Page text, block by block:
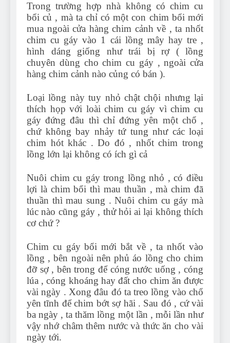
Trong trường hợp nhà không có chim cu
bổi củ , mà ta chỉ có một con chim bổi mới
mua ngoài cửa hàng chim cảnh về , ta nhốt
chim cu gáy vào 1 cái lồng mây hay tre ,
hình dáng giống như trái bị rợ ( lồng
chuyên dùng cho chim cu gáy , ngoài cửa
hàng chim cảnh nào củng có bán ).
Loại lồng này tuy nhỏ chật chội nhưng lại
thích họp với loài chim cu gáy vì chim cu
gáy đứng đâu thì chỉ đứng yên một chổ ,
chứ không bay nhảy tứ tung như các loại
chim hót khác . Do đó , nhốt chim trong
lồng lớn lại không có ích gì cả
Nuôi chim cu gáy trong lồng nhỏ , có điều
lợi là chim bổi thì mau thuần , mà chim đã
thuần thì mau sung . Nuôi chim cu gáy mà
lúc nào cũng gáy , thử hỏi ai lại không thích
cơ chứ ?
Chim cu gáy bổi mới bắt về , ta nhốt vào
lồng , bên ngoài nên phủ áo lồng cho chim
đỡ sợ , bên trong để cóng nước uống , cóng
lúa , cóng khoáng hay đất cho chim ăn được
vài ngày . Xong đâu đó ta treo lồng vào chổ
yên tĩnh để chim bớt sợ hãi . Sau đó , cứ vài
ba ngày , ta thăm lồng một lần , mỗi lần như
vậy nhớ châm thêm nước và thức ăn cho vài
ngày tới.